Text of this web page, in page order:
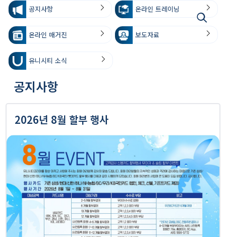
공지사항 온라인 트레이닝
온라인 매거진 보도자료
유니시티 소식
공지사항
2026년 8월 할부 행사